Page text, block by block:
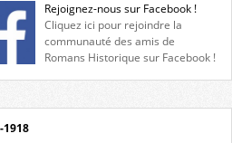
Rejoignez-nous sur Facebook !
Cliquez ici pour rejoindre la
communauté des amis de
Romans Historique sur Facebook !
1918